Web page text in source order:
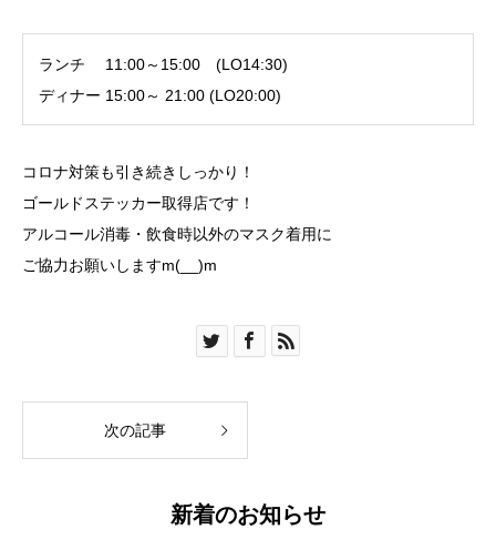
ランチ 11:00～15:00 (LO14:30)
ディナー 15:00～ 21:00 (LO20:00)
コロナ対策も引き続きしっかり！
ゴールドステッカー取得店です！
アルコール消毒・飲食時以外のマスク着用に
ご協力お願いしますm(__)m
次の記事
新着のお知らせ